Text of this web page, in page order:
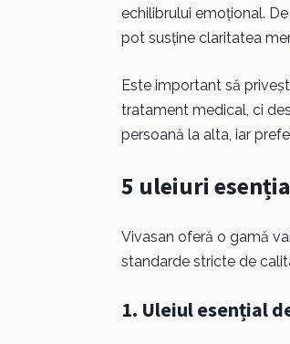
echilibrului emoțional.
pot susține claritatea
Este important să
tratament medical, ci
persoană la alta, iar
5 uleiuri
Vivasan oferă o gamă
standarde stricte de
1. Uleiul esențial